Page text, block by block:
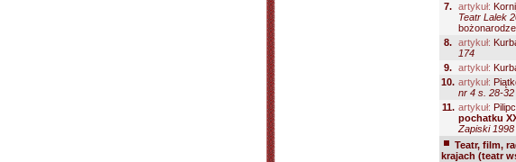
7. artykuł:
Teatr Lalek
8. artykuł:
174
9. artykuł:
10. artykuł:
nr 4 s. 28-32
11. artykuł:
pochatku
Zapiski
Teatr, film,
krajach (teatr